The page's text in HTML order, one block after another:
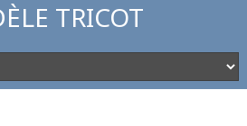
TRICOT